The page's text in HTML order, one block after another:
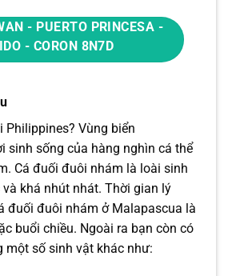
- PUERTO PRINCESA -
- CORON 8N7D
Philippines? Vùng biển
sinh sống của hàng nghìn cá thể
Cá đuối đuôi nhám là loài sinh
khá nhút nhát. Thời gian lý
đuối đuôi nhám ở Malapascua là
buổi chiều. Ngoài ra bạn còn có
một số sinh vật khác như: